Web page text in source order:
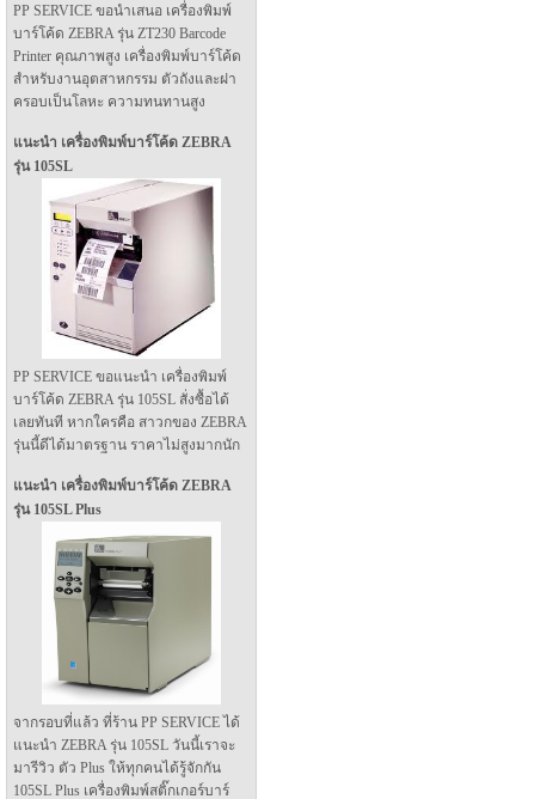
PP SERVICE ขอนำเสนอ เครื่องพิมพ์
บาร์โค้ด ZEBRA รุ่น ZT230 Barcode
Printer คุณภาพสูง เครื่องพิมพ์บาร์โค้ด
สำหรับงานอุตสาหกรรม ตัวถังและฝา
ครอบเป็นโลหะ ความทนทานสูง
แนะนำ เครื่องพิมพ์บาร์โค้ด ZEBRA
รุ่น 105SL
PP SERVICE ขอแนะนำ เครื่องพิมพ์
บาร์โค้ด ZEBRA รุ่น 105SL สั่งซื้อได้
เลยทันที หากใครคือ สาวกของ ZEBRA
รุ่นนี้ดีได้มาตรฐาน ราคาไม่สูงมากนัก
แนะนำ เครื่องพิมพ์บาร์โค้ด ZEBRA
รุ่น 105SL Plus
จากรอบที่แล้ว ที่ร้าน PP SERVICE ได้
แนะนำ ZEBRA รุ่น 105SL วันนี้เราจะ
มารีวิว ตัว Plus ให้ทุกคนได้รู้จักกัน
105SL Plus เครื่องพิมพ์สติ๊กเกอร์บาร์